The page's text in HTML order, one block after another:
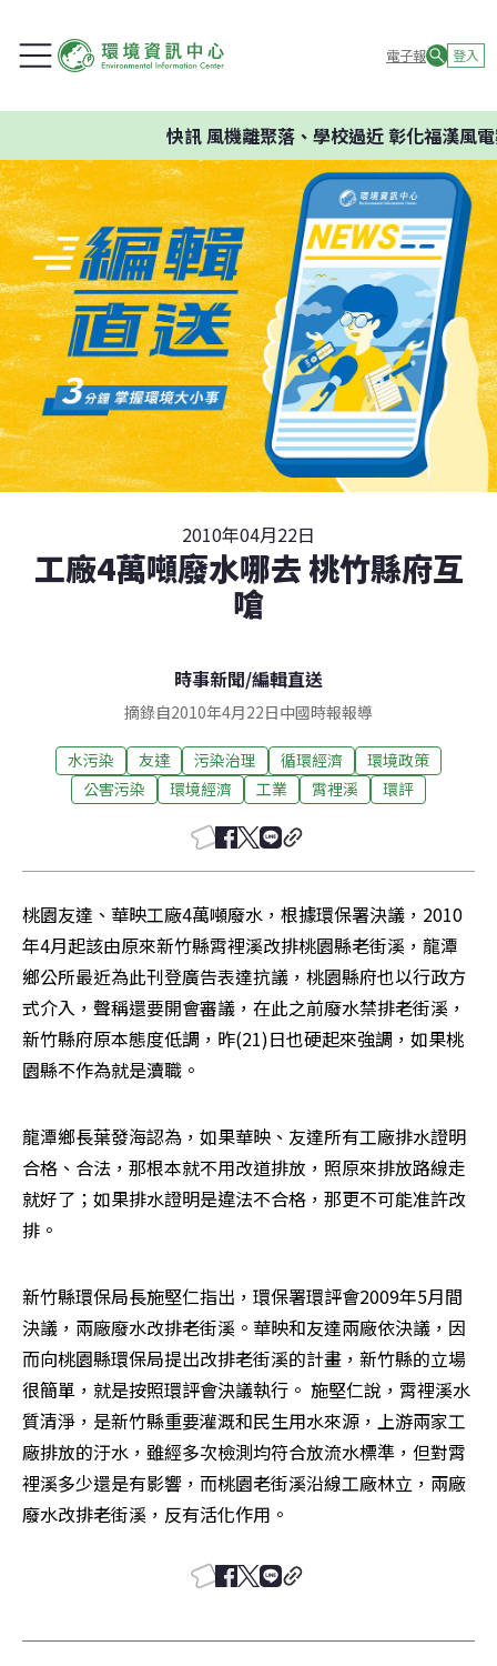
電子報 登入
快訊風機離聚落、學校過近 彰化福漢風電
2010年04月22日
工廠4萬噸廢水哪去 桃竹縣府互
嗆
時事新聞/編輯直送
摘錄自2010年4月22日中國時報報導
水污染 友達 污染治理 循環經濟
環境政策
公害污染
環境經濟 工業 霄裡溪 環評
桃園友達、華映工廠4萬噸廢水，根據環保署決議，2010
年4月起該由原來新竹縣霄裡溪改排桃園縣老街溪，龍潭
鄉公所最近為此刊登廣告表達抗議，桃園縣府也以行政方
式介入，聲稱還要開會審議，在此之前廢水禁排老街溪，
新竹縣府原本態度低調，昨(21)日也硬起來強調，如果桃
園縣不作為就是瀆職。
龍潭鄉長葉發海認為，如果華映、友達所有工廠排水證明
合格、合法，那根本就不用改道排放，照原來排放路線走
就好了；如果排水證明是違法不合格，那更不可能准許改
排。
新竹縣環保局長施堅仁指出，環保署環評會2009年5月間
決議，兩廠廢水改排老街溪。華映和友達兩廠依決議，因
而向桃園縣環保局提出改排老街溪的計畫，新竹縣的立場
很簡單，就是按照環評會決議執行。 施堅仁說，霄裡溪水
質清淨，是新竹縣重要灌溉和民生用水來源，上游兩家工
廠排放的汙水，雖經多次檢測均符合放流水標準，但對霄
裡溪多少還是有影響，而桃園老街溪沿線工廠林立，兩廠
廢水改排老街溪，反有活化作用。